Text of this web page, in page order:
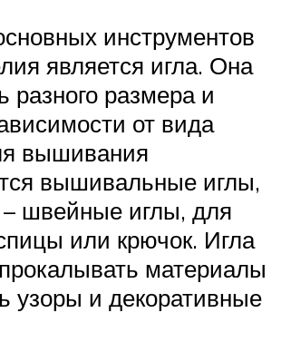
инструментов
является игла. Она
разного размера и
от вида
вышивания
вышивальные иглы,
швейные иглы, для
или крючок. Игла
материалы
узоры и декоративные